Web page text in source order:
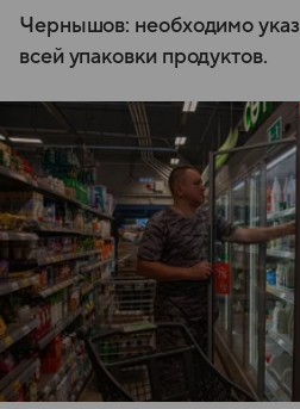
Чернышов: необходимо
всей упаковки продуктов.